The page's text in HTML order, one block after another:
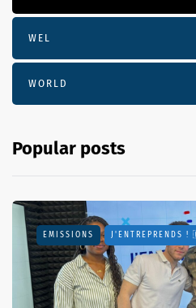
WEL
WORLD
Popular posts
EMISSIONS J'ENTREPRENDS